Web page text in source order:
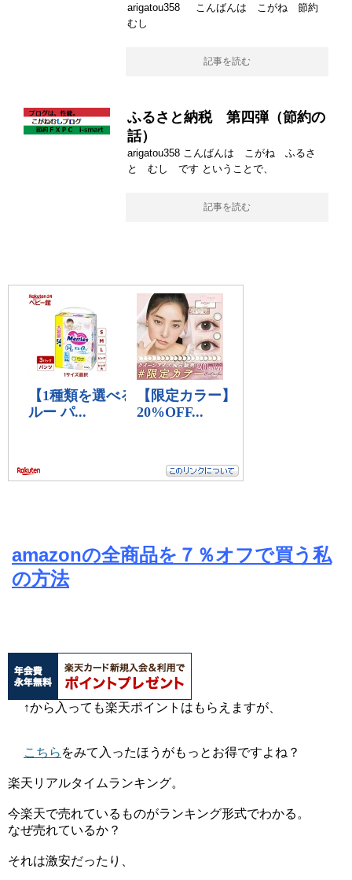
arigatou358 こんばんは こがね 節約
むし
記事を読む
ふるさと納税 第四弾（節約の
話）
arigatou358 こんばんは こがね ふるさ
と むし です ということで、
記事を読む
amazonの全商品を７％オフで買う私
の方法
↑から入っても楽天ポイントはもらえますが、
こちら をみて入ったほうがもっとお得ですよね？
楽天リアルタイムランキング。
今楽天で売れているものがランキング形式でわかる。
なぜ売れているか？
それは激安だったり、